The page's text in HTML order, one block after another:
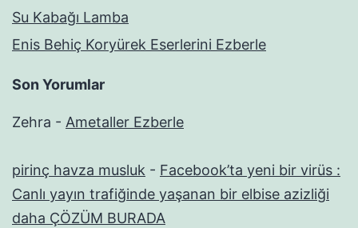
Su Kabağı Lamba
Enis Behiç Koryürek Eserlerini Ezberle
Son Yorumlar
Zehra - Ametaller Ezberle
pirinç havza musluk - Facebook’ta yeni bir virüs :
Canlı yayın trafiğinde yaşanan bir elbise azizliği
daha ÇÖZÜM BURADA